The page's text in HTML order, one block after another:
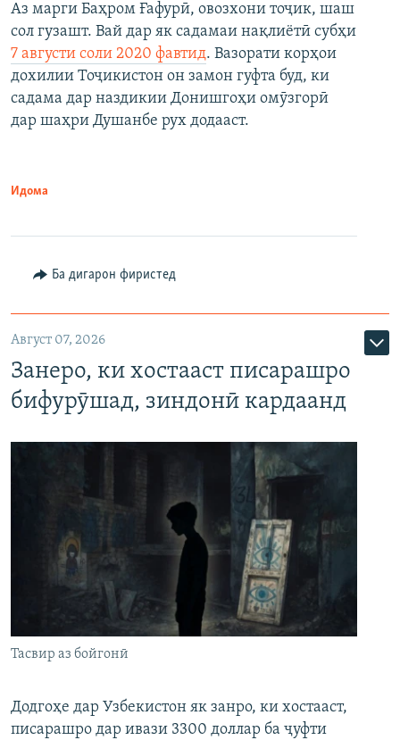
Аз марги Баҳром Ғафурӣ, овозхони тоҷик, шаш
сол гузашт. Вай дар як садамаи нақлиётӣ субҳи
7 августи соли 2020 фавтид. Вазорати корҳои
дохилии Тоҷикистон он замон гуфта буд, ки
садама дар наздикии Донишгоҳи омӯзгорӣ
дар шаҳри Душанбе рух додааст.
Идома
Ба дигарон фиристед
Август 07, 2026
Занеро, ки хостааст писарашро
бифурӯшад, зиндонӣ кардаанд
Тасвир аз бойгонӣ
Додгоҳе дар Узбекистон як занро, ки хостааст,
писарашро дар ивази 3300 доллар ба ҷуфти